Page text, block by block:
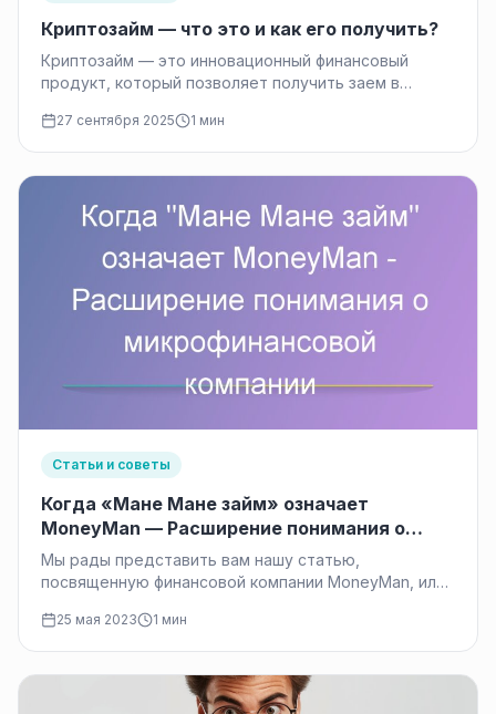
Криптозайм — что это и как его получить?
Криптозайм — это инновационный финансовый
продукт, который позволяет получить заем в
процедур. В отличие…
27 сентября 2025 1 мин
Статьи и советы
Когда «Мане Мане займ» означает
MoneyMan — Расширение понимания о
микрофинансовой компании
Мы рады представить вам нашу статью,
посвященную финансовой компании MoneyMan, или
25 мая 2023 1 мин